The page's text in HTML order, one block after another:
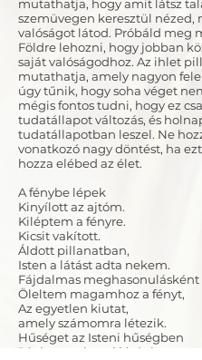
mutathatja, hogy amit látsz
szemüvegen keresztül nézed,
valóságot látod. Próbáld meg
Földre lehozni, hogy jobban
saját valóságodhoz. Az ihlet
mutathatja, amely nagyon
úgy tűnik, hogy soha véget
mégis fontos tudni, hogy ez
tudatállapot változás, és
tudatállapotban leszel. Ne
vonatkozó nagy döntést, ha
hozza elébed az élet.
A fénybe lépek
Kinyílott az ajtóm.
Kiléptem a fényre.
Kicsit vakított.
Áldott pillanatban,
Isten a látást adta nekem.
Fájdalmas meghasonulásként
Öleltem magamhoz a fényt,
Az egyetlen kiutat,
amely számomra létezik.
Hűséget az Isteni hűségben
Jóságot az isteni jóságban,